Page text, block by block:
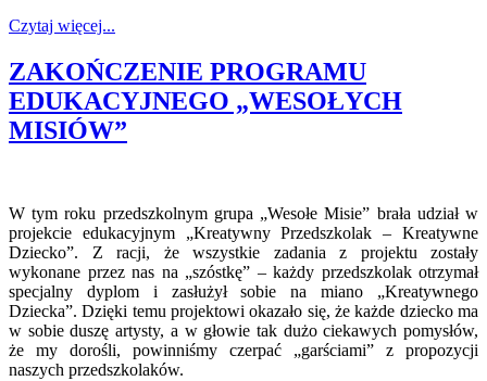
Czytaj więcej...
ZAKOŃCZENIE PROGRAMU
EDUKACYJNEGO „WESOŁYCH
MISIÓW”
W tym roku przedszkolnym grupa „Wesołe Misie” brała udział w
projekcie edukacyjnym „Kreatywny Przedszkolak – Kreatywne
Dziecko”. Z racji, że wszystkie zadania z projektu zostały
wykonane przez nas na „szóstkę” – każdy przedszkolak otrzymał
specjalny dyplom i zasłużył sobie na miano „Kreatywnego
Dziecka”. Dzięki temu projektowi okazało się, że każde dziecko ma
w sobie duszę artysty, a w głowie tak dużo ciekawych pomysłów,
że my dorośli, powinniśmy czerpać „garściami” z propozycji
naszych przedszkolaków.